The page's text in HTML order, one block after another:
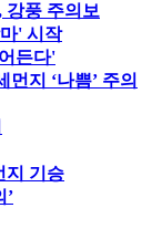
강풍 주의보
' 시작
든다'
지 ‘나쁨’ 주의
지 기승
’